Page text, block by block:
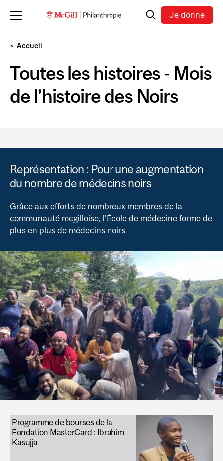
RechercheJe donne
Accueil
Toutes les histoires - Mois
de l’histoire des Noirs
Représentation : Pour une augmentation
du nombre de médecins noirs
Grâce aux efforts de nombreux membres de la
communauté mcgilloise, l’École de médecine forme de
plus en plus de médecins noirs
Programme de bourses de la
Fondation MasterCard : Ibrahim
Kasujja